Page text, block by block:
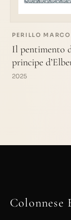
PERILLO MARCO
Il pentimento
principe
2025
Colonnese